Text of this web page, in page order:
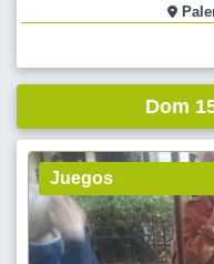
MALBA En el cruce con
seguimos por Eduard
Dom
Juegos